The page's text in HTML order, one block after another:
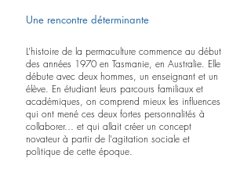
Une rencontre déterminante
L’histoire de la permaculture commence au début
des années 1970 en Tasmanie, en Australie. Elle
débute avec deux hommes, un enseignant et un
élève. En étudiant leurs parcours familiaux et
académiques, on comprend mieux les influences
qui ont mené ces deux fortes personnalités à
collaborer… et qui allait créer un concept
novateur à partir de l'agitation sociale et
politique de cette époque.